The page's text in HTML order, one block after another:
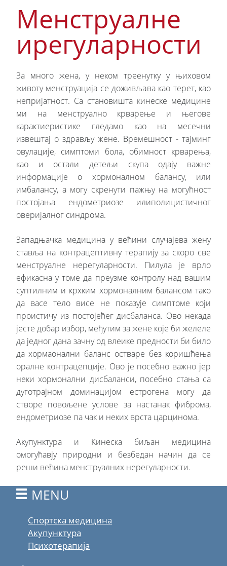
Менструалне
ирегуларности
За много жена, у неком треенутку у њиховом
животу менструација се доживљава као терет, као
непријатност. Са становишта кинеске медицине
ми на менструално крварење и његове
карактиеристике гледамо као на месечни
извештај о здрављу жене. Времешност - тајминг
овулације, симптоми бола, обимност крварења,
као и остали детељи скупа одају важне
информације о хормоналном балансу, или
имбалансу, а могу скренути пажњу на могућност
постојања ендометриозе илиполицистичног
оверијалног синдрома.
Западњачка медицина у већини случајева жену
ставља на контрацептивну терапију за скоро све
менструалне нерегуларности. Пилула је врло
ефикасна у томе да преузме контролу над вашим
суптилним и крхким хормоналним балансом тако
да васе тело висе не показује симптоме који
проистичу из постојећег дисбаланса. Ово некада
јесте добар избор, међутим за жене које би желеле
да једног дана зачну од влеике предности би било
да хормаонални баланс остваре без коришћења
оралне контрацепције. Ово је посебно важно јер
неки хормонални дисбаланси, посебно стања са
дуготрајном доминацијом естрогена могу да
створе повољене услове за настанак фиброма,
ендометриозе па чак и неких врста царцинома.
Акупунктура и Кинеска биљан медицина
омогућавју природни и безбедан начин да се
реши већина менструалних нерегуларности.
MENU
Спортска медицина
Акупунктура
Психотерапија